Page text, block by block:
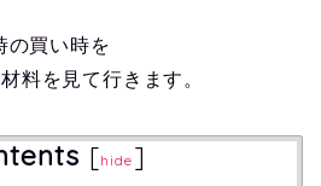
の買い時を
料を見て行きます。
[hide ]